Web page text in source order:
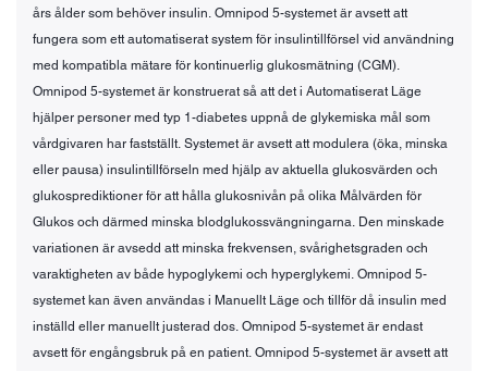
års ålder som behöver insulin. Omnipod 5-systemet är avsett att
fungera som ett automatiserat system för insulintillförsel vid användning
med kompatibla mätare för kontinuerlig glukosmätning (CGM).
Omnipod 5-systemet är konstruerat så att det i Automatiserat Läge
hjälper personer med typ 1-diabetes uppnå de glykemiska mål som
vårdgivaren har fastställt. Systemet är avsett att modulera (öka, minska
eller pausa) insulintillförseln med hjälp av aktuella glukosvärden och
glukosprediktioner för att hålla glukosnivån på olika Målvärden för
Glukos och därmed minska blodglukossvängningarna. Den minskade
variationen är avsedd att minska frekvensen, svårighetsgraden och
varaktigheten av både hypoglykemi och hyperglykemi. Omnipod 5-
systemet kan även användas i Manuellt Läge och tillför då insulin med
inställd eller manuellt justerad dos. Omnipod 5-systemet är endast
avsett för engångsbruk på en patient. Omnipod 5-systemet är avsett att